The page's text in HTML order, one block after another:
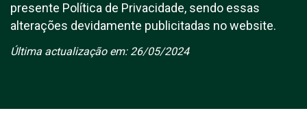
presente Política de Privacidade, sendo essas
alterações devidamente publicitadas no website.
Última actualização em: 26/05/2024